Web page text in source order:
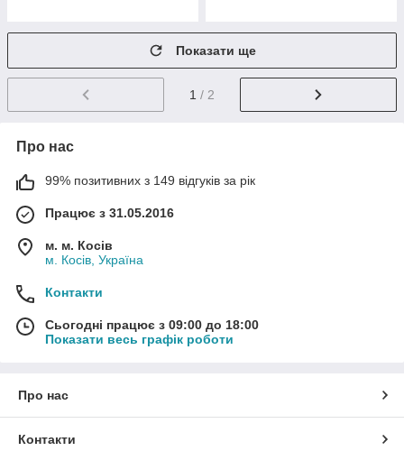
Показати ще
1 / 2
Про нас
99% позитивних з 149 відгуків за рік
Працює з 31.05.2016
м. м. Косів
м. Косів, Україна
Контакти
Сьогодні працює з 09:00 до 18:00
Показати весь графік роботи
Про нас
Контакти